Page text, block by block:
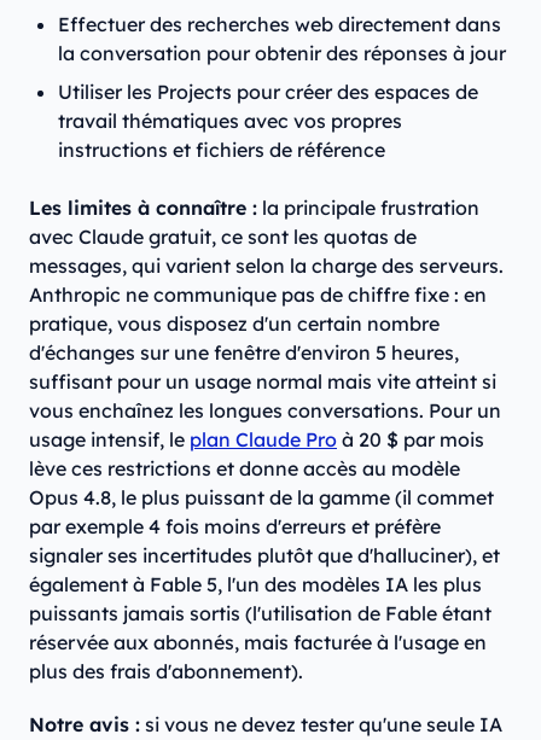
Effectuer des recherches web directement dans
la conversation pour obtenir des réponses à jour
Utiliser les Projects pour créer des espaces de
travail thématiques avec vos propres
instructions et fichiers de référence
Les limites à connaître : la principale frustration
avec Claude gratuit, ce sont les quotas de
messages, qui varient selon la charge des serveurs.
Anthropic ne communique pas de chiffre fixe : en
pratique, vous disposez d'un certain nombre
d'échanges sur une fenêtre d'environ 5 heures,
suffisant pour un usage normal mais vite atteint si
vous enchaînez les longues conversations. Pour un
usage intensif, le plan Claude Pro à 20 $ par mois
lève ces restrictions et donne accès au modèle
Opus 4.8, le plus puissant de la gamme (il commet
par exemple 4 fois moins d'erreurs et préfère
signaler ses incertitudes plutôt que d'halluciner), et
également à Fable 5, l'un des modèles IA les plus
puissants jamais sortis (l'utilisation de Fable étant
réservée aux abonnés, mais facturée à l'usage en
plus des frais d'abonnement).
Notre avis : si vous ne devez tester qu'une seule IA